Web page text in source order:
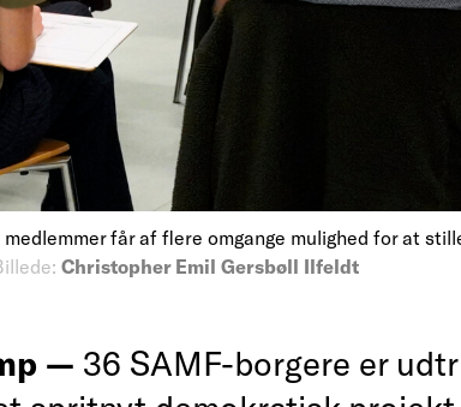
medlemmer får af flere omgange mulighed for at
Christopher Emil Gersbøll Ilfeldt
— 36 SAMF-borgere er